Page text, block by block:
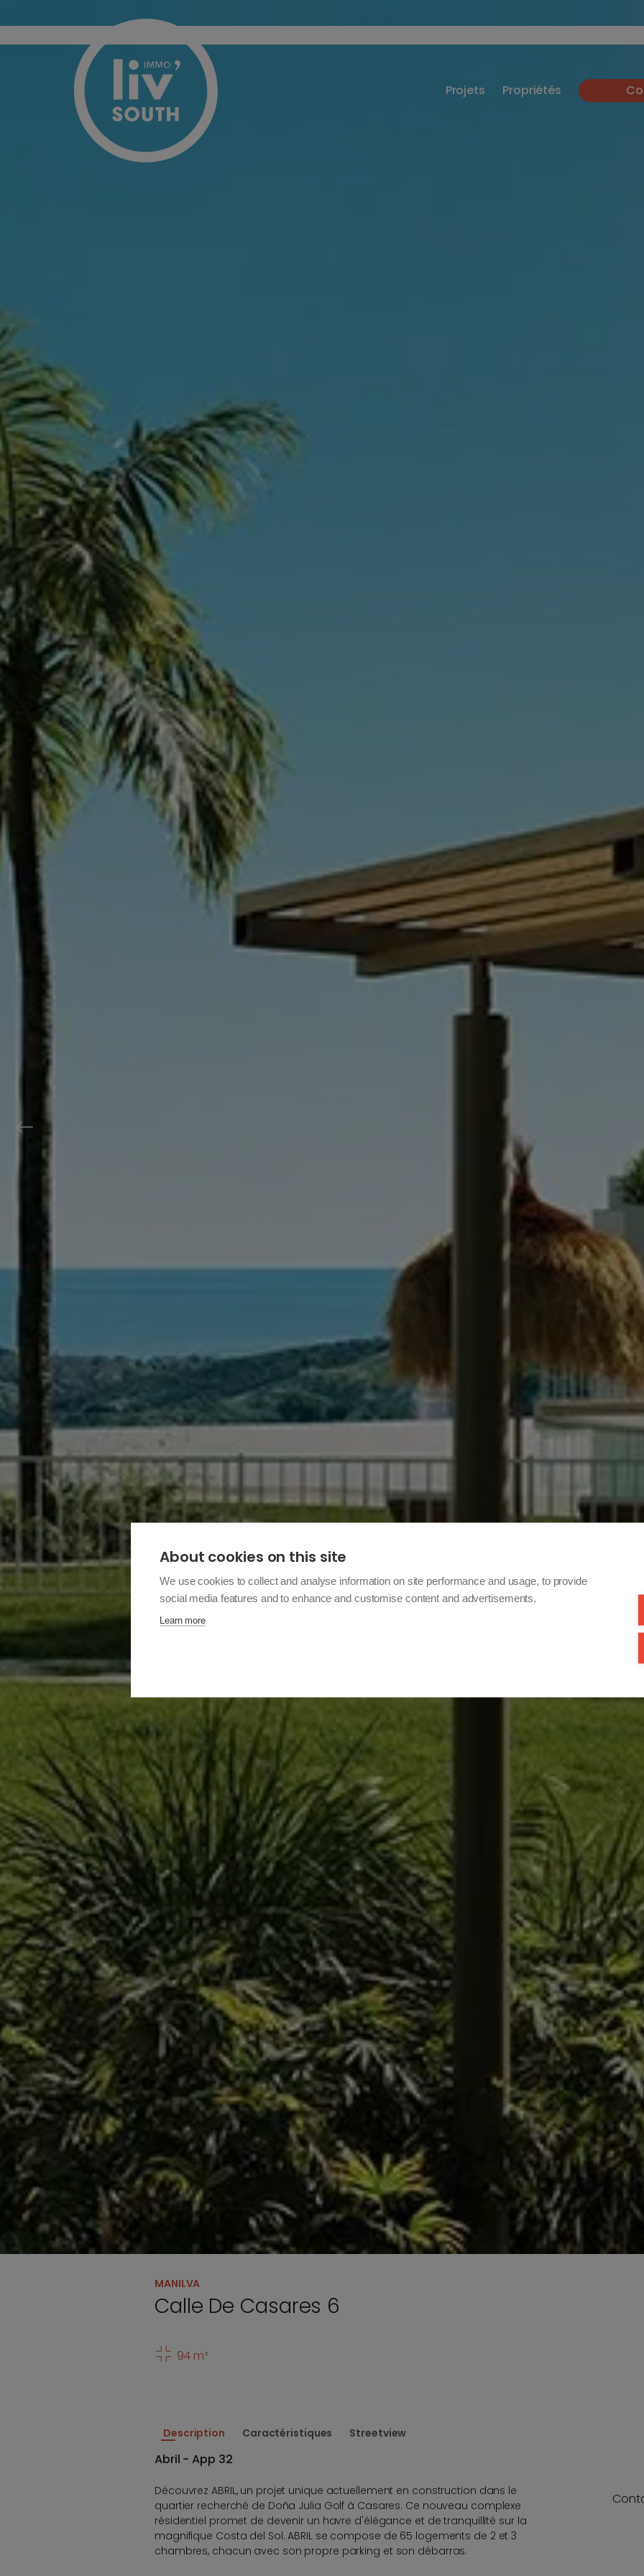
Projets Propriétés
Previous
MANILVA
Calle De Casares 6
94 m²
Description Caractéristiques Streetview
Abril - App 32
Découvrez ABRIL, un projet unique actuellement en construction dans le
quartier recherché de Doña Julia Golf à Casares. Ce nouveau complexe
résidentiel promet de devenir un havre d'élégance et de tranquillité sur la
magnifique Costa del Sol. ABRIL se compose de 65 logements de 2 et 3
chambres, chacun avec son propre parking et son débarras.
About cookies on this site
We use cookies to collect and analyse information on site performance and usage, to provide
social media features and to enhance and customise content and advertisements.
Learn more